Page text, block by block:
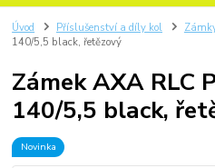
Úvod Příslušenství a díly kol
140/5,5 black, řetězový
Zámek AXA RLC
140/5,5 black,
Novinka